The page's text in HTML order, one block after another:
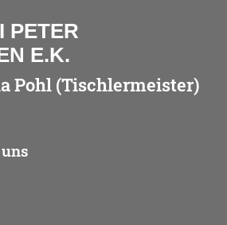
PETER
E.K.
Pohl (Tischlermeister)